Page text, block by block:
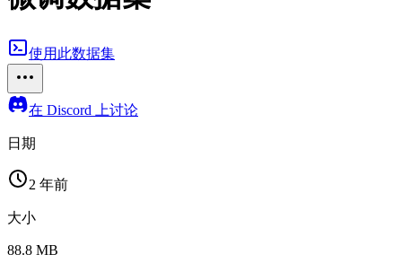
使用此数据集
在 Discord 上讨论
日期
2 年前
大小
88.8 MB